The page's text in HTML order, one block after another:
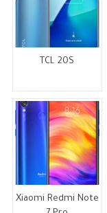
TCL 20S
Xiaomi Redmi Note